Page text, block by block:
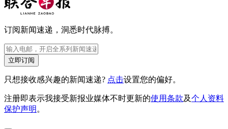
订阅新闻速递，洞悉时代脉搏。
立即订阅
只想接收感兴趣的新闻速递? 点击设置您的偏好。
注册即表示我接受新报业媒体不时更新的使用条款及个人资料
保护声明 。